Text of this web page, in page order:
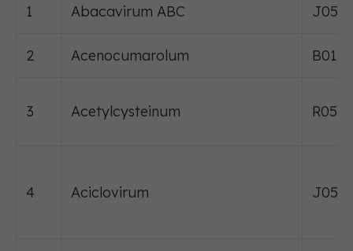
1 Abacavirum ABC
2 Acenocumarolum
3 Acetylcysteinum
4 Aciclovirum